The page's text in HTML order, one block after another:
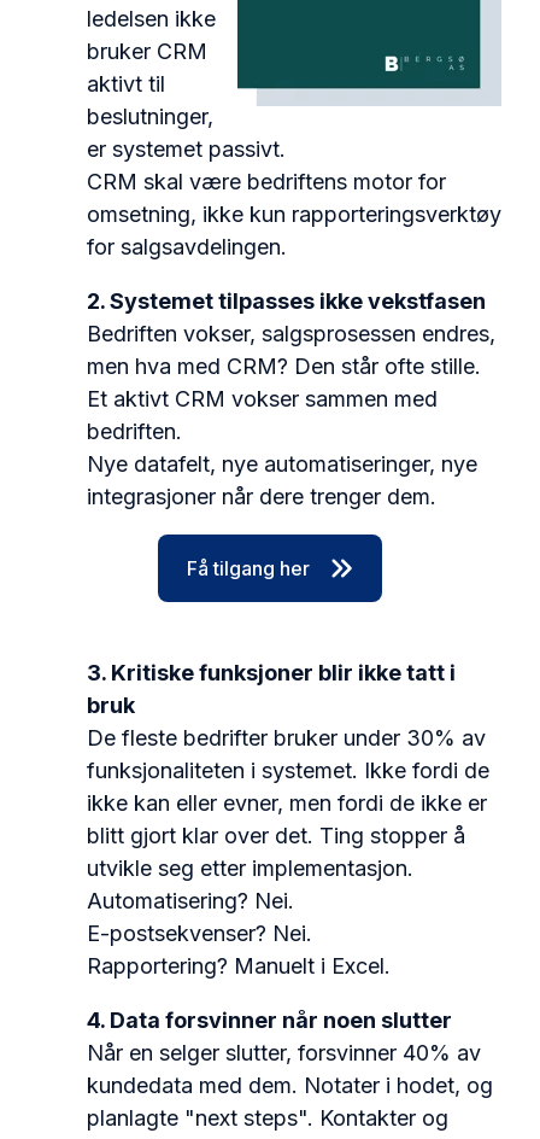
ledelsen ikke
bruker CRM
aktivt til
beslutninger,
er systemet passivt.
CRM skal være bedriftens motor for
omsetning, ikke kun rapporteringsverktøy
for salgsavdelingen.
2. Systemet tilpasses ikke vekstfasen
Bedriften vokser, salgsprosessen endres,
men hva med CRM? Den står ofte stille.
Et aktivt CRM vokser sammen med
bedriften.
Nye datafelt, nye automatiseringer, nye
integrasjoner når dere trenger dem.
Få tilgang her
3. Kritiske funksjoner blir ikke tatt i
bruk
De fleste bedrifter bruker under 30% av
funksjonaliteten i systemet. Ikke fordi de
ikke kan eller evner, men fordi de ikke er
blitt gjort klar over det. Ting stopper å
utvikle seg etter implementasjon.
Automatisering? Nei.
E-postsekvenser? Nei.
Rapportering? Manuelt i Excel.
4. Data forsvinner når noen slutter
Når en selger slutter, forsvinner 40% av
kundedata med dem. Notater i hodet, og
planlagte "next steps". Kontakter og